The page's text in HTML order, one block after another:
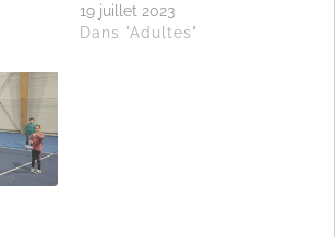
19 juillet 2023
Dans "Adultes"